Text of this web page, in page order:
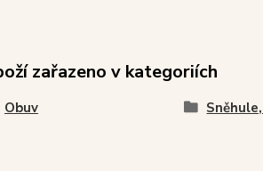
zařazeno v kategoriích
Obuv